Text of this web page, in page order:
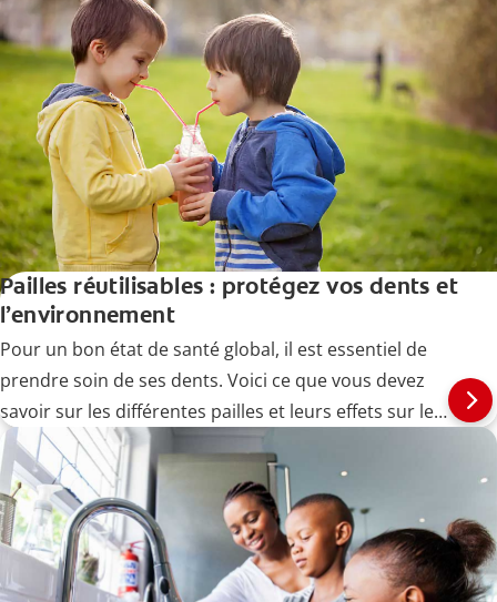
Pailles réutilisables : protégez vos dents et
l’environnement
Pour un bon état de santé global, il est essentiel de
prendre soin de ses dents. Voici ce que vous devez
savoir sur les différentes pailles et leurs effets sur les
dents.